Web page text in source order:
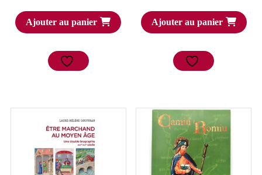
Ajouter au panier Ajouter au panier